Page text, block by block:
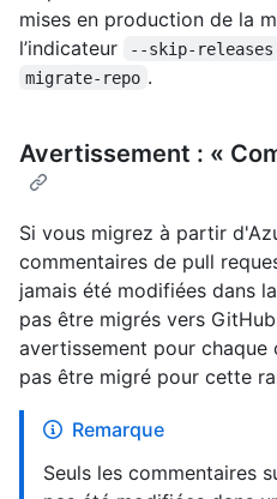
mises en production de la
l’indicateur
--skip-releases
migrate-repo .
Avertissement : «
Si vous migrez à partir
commentaires de pull
jamais été modifiées dans
pas être migrés vers
avertissement pour chaque
pas être migré pour cette
Remarque
Seuls les commentaires